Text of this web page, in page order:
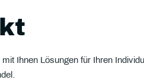
Ihnen Lösungen für Ihren